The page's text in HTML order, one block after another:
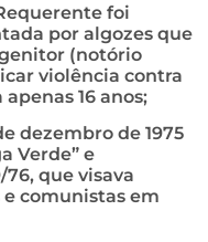
foi
por algozes que
(notório
violência contra
16 anos;
dezembro de 1975
Verde” e
76, que visava
comunistas em